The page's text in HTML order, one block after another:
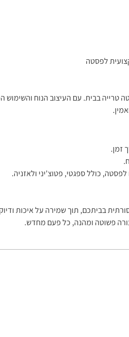
לפסטה
בבית. עם העיצוב הנוח
זמן.
כולל ספגטי, פטוצ'יני ולאזניה.
בביתכם, תוך שמירה על איכות
פשוטה ומהנה, כל פעם מחדש.